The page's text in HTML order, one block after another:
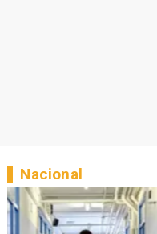
Nacional